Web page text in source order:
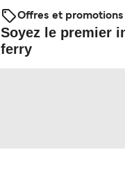
Offres et promotions
Soyez le premier
ferry